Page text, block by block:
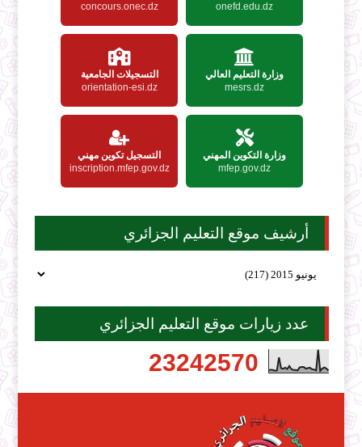
onefd.edu.dz
concours.onec.dz
وزارة التعليم العالي
mesrs.dz
التسجيلات الجامعية
orientation-esi.dz
وزارة التكوين المهني
mfep.gov.dz
التسجيل تكوين مهني
inscription.mfep.gov.dz
أرشيف موقع التعليم الجزائري
عدد زيارات موقع التعليم الجزائري
23242570